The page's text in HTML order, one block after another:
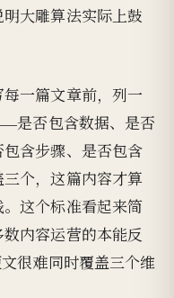
大雕算法实际上鼓
一篇文章前，列一
是否包含数据、是否
含步骤、是否包含
个，这篇内容才算
这个标准看起来简
内容运营的本能反
很难同时覆盖三个维